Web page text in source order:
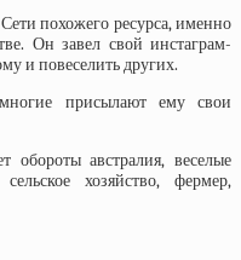
похожего ресурса, именно
Он завел свой инстаграм-
и повеселить других.
присылают ему свои